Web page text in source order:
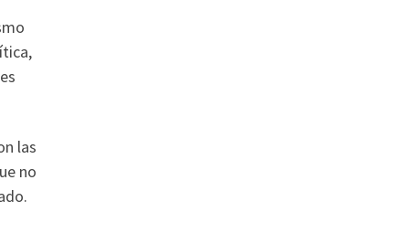
las
no